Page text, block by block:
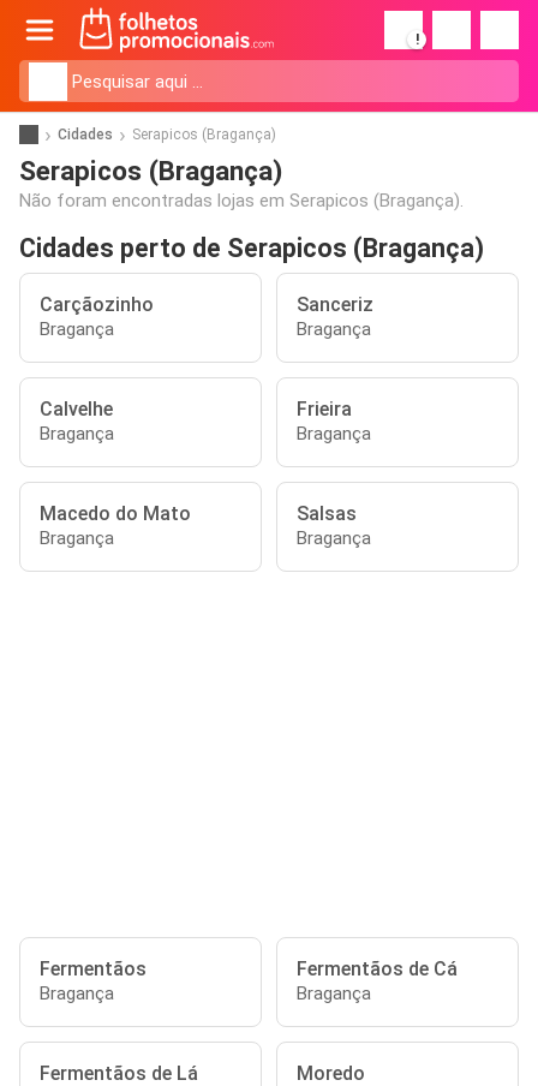
!
Cidades Serapicos (Bragança)
Serapicos (Bragança)
Não foram encontradas lojas em Serapicos (Bragança).
Cidades perto de Serapicos (Bragança)
Carçãozinho
Bragança
Sanceriz
Bragança
Calvelhe
Bragança
Frieira
Bragança
Macedo do Mato
Bragança
Salsas
Bragança
Fermentãos
Bragança
Fermentãos de Cá
Bragança
Fermentãos de Lá Moredo